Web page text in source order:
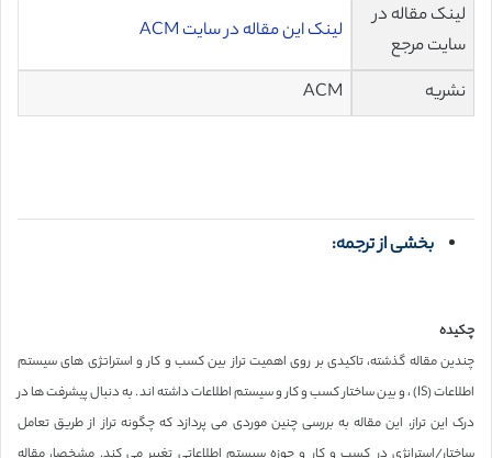
لینک مقاله در
سایت مرجع
لینک این مقاله در سایت ACM
نشریه ACM
بخشی از ترجمه:
چکیده
چندین مقاله گذشته، تاکیدی بر روی اهمیت تراز بین کسب و کار و استراتژی های سیستم
اطلاعات (IS) ، و بین ساختار کسب و کار و سیستم اطلاعات داشته اند. به دنبال پیشرفت ها در
درک این تراز، این مقاله به بررسی چنین موردی می پردازد که چگونه تراز از طریق تعامل